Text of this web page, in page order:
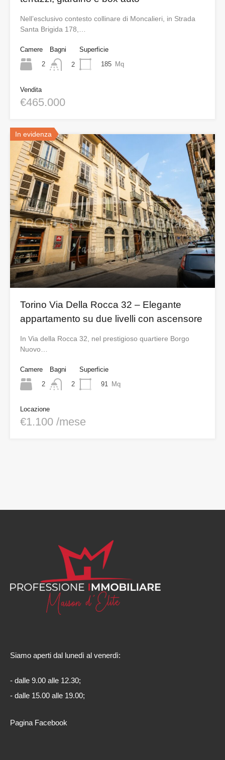
Nell’esclusivo contesto collinare di Moncalieri, in Strada
Santa Brigida 178,…
Camere
2
Bagni
2
Superficie
185 Mq
Vendita
€465.000
In evidenza
Torino Via Della Rocca 32 – Elegante
appartamento su due livelli con ascensore
In Via della Rocca 32, nel prestigioso quartiere Borgo
Nuovo…
Camere
2
Bagni
2
Superficie
91
Mq
Locazione
€1.100 /mese
Siamo aperti dal lunedì al venerdì:
- dalle 9.00 alle 12.30;
- dalle 15.00 alle 19.00;
Pagina Facebook